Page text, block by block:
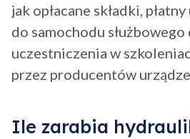
jak opłacane składki,
do samochodu
uczestniczenia w
przez producentów
Ile zarabia